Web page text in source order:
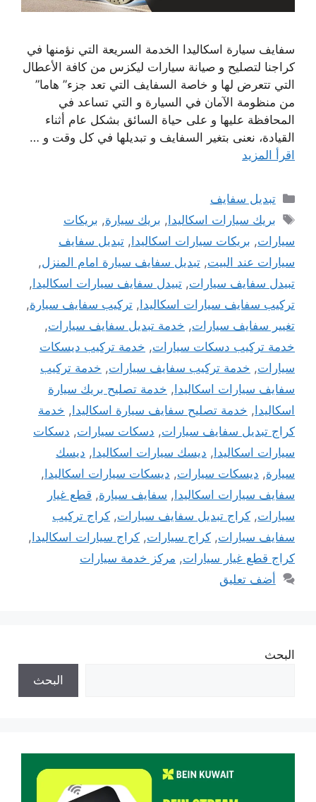
سفايف سيارة اسكاليدا الخدمة السريعة التي نؤمنها في
كراجنا لتصليح و صيانة سيارات ليكزس من كافة الأعطال
التي تتعرض لها و خاصة السفايف التي تعد جزء” هاما”
من منظومة الآمان في السيارة و التي تساعد في
المحافظة عليها و على حياة السائق بشكل عام أثناء
القيادة، نعنى بتغير السفايف و تبديلها في كل وقت و …
اقرأ المزيد
التصنيفات
تبديل سفايف
الوسوم
بريك سيارات اسكاليدا , بريك سيارة, بريكات
سيارات, بريكات سيارات اسكاليدا , تبديل سفايف
سيارات عند البيت, تبديل سفايف سيارة امام المنزل,
تبيدل سفايف سيارات, تبيدل سفايف سيارات اسكاليدا ,
تركيب سفايف سيارات اسكاليدا , تركيب سفايف سيارة,
تغيير سفايف سيارات, خدمة تبديل سفايف سيارات,
خدمة تركيب دسكات سيارات, خدمة تركيب ديسكات
سيارات, خدمة تركيب سفايف سيارات, خدمة تركيب
سفايف سيارات اسكاليدا , خدمة تصليح بريك سيارة
اسكاليدا , خدمة تصليح سفايف سيارة اسكاليدا , خدمة
كراج تبديل سفايف سيارات, دسكات سيارات, دسكات
سيارات اسكاليدا , ديسك سيارات اسكاليدا , ديسك
سيارة, ديسكات سيارات, ديسكات سيارات اسكاليدا ,
سفايف سيارات اسكاليدا , سفايف سيارة, قطع غيار
سيارات, كراج تبديل سفايف سيارات, كراج تركيب
سفايف سيارات, كراج سيارات, كراج سيارات اسكاليدا ,
كراج قطع غيار سيارات, مركز خدمة سيارات
أضف تعليق
البحث
البحث